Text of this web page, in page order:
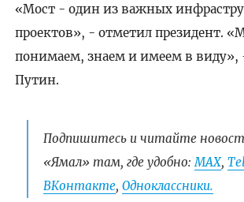
«Мост - один из важных
проектов», - отметил президент.
понимаем, знаем и имеем в виду»,
Путин.
Подпишитесь и читайте
«Ямал» там, где удобно:МАХ,
ВКонтакте, Одноклассники.